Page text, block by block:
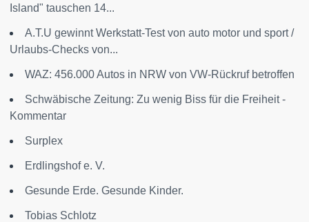
Island" tauschen 14...
A.T.U gewinnt Werkstatt-Test von auto motor und sport /
Urlaubs-Checks von...
WAZ: 456.000 Autos in NRW von VW-Rückruf betroffen
Schwäbische Zeitung: Zu wenig Biss für die Freiheit -
Kommentar
Surplex
Erdlingshof e. V.
Gesunde Erde. Gesunde Kinder.
Tobias Schlotz